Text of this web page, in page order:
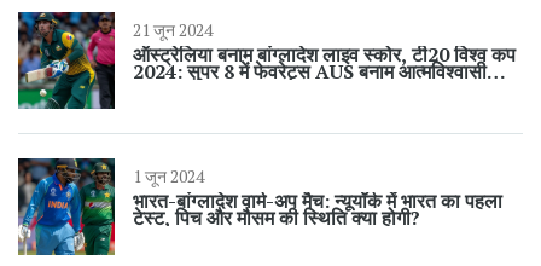
21 जून 2024
ऑस्ट्रेलिया बनाम बांग्लादेश लाइव स्कोर, टी20 विश्व कप
2024: सुपर 8 में फेवरेट्स AUS बनाम आत्मविश्वासी
1 जून 2024
भारत-बांग्लादेश वार्म-अप मैच: न्यूयॉर्क में भारत का पहला
टेस्ट, पिच और मौसम की स्थिति क्या होगी?